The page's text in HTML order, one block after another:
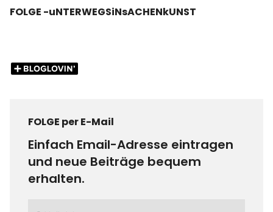
FOLGE -uNTERWEGSiNsACHENkUNST
FOLGE per E-Mail
Einfach Email-Adresse eintragen
und neue Beiträge bequem
erhalten.